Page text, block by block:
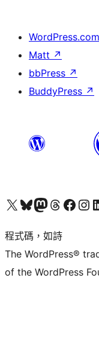
WordPress.com
Matt ↗
bbPress ↗
BuddyPress ↗
查看我們的 X (之前的 Twitter) 帳號造訪我們的 Bluesky 帳號造訪我們的 Mastodon 帳號造訪我們的 Threads 帳號 造訪我們的 Facebook 粉絲專頁Visit our
程式碼，如詩
The WordPress®
of the WordPress